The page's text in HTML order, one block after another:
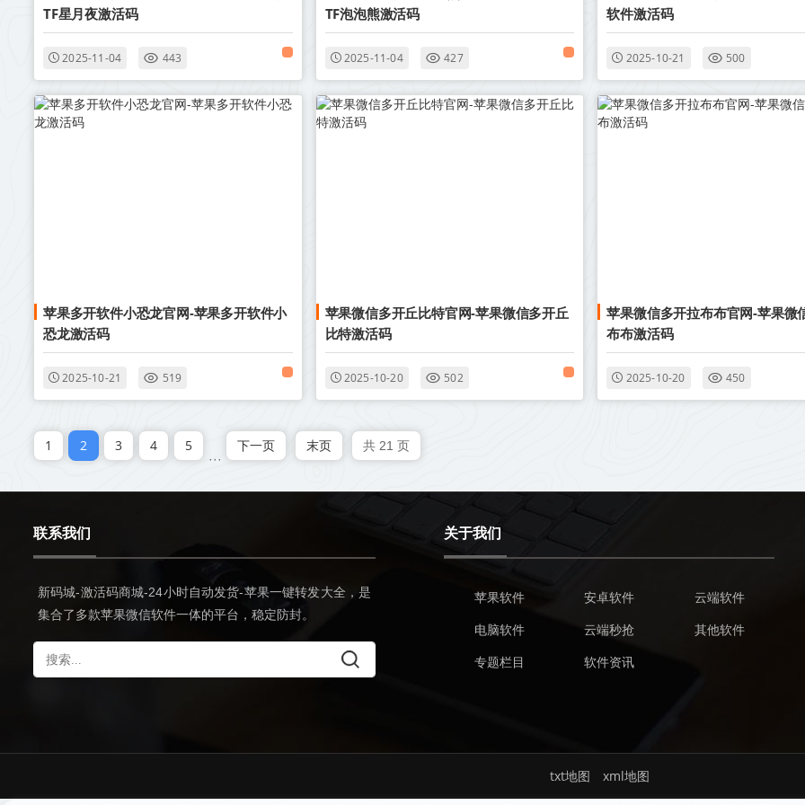
TF星月夜激活码
2025-11-04 443
TF泡泡熊激活码
2025-11-04 427
软件激活码
2025-10-21 500
苹果多开软件小恐龙官网-苹果多开软件小
恐龙激活码
2025-10-21 519
苹果微信多开丘比特官网-苹果微信多开丘
比特激活码
2025-10-20 502
苹果微信多开拉布布官网-苹果微
布布激活码
2025-10-20 450
1 2 3 4 5
···
下一页 末页 共 21 页
联系我们
新码城-激活码商城-24小时自动发货-苹果一键转发大全，是
集合了多款苹果微信软件一体的平台，稳定防封。
关于我们
苹果软件 安卓软件
云端软件
电脑软件
云端秒抢
其他软件
专题栏目
软件资讯
txt地图 xml地图